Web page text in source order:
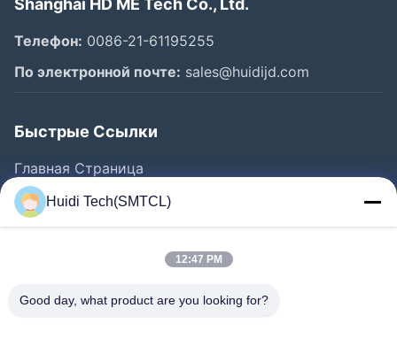
Shanghai HD ME Tech Co., Ltd.
Телефон: 0086-21-61195255
По электронной почте: sales@huidijd.com
Быстрые Ссылки
Главная Страница
Продукция
Ролики
Наша Фабрика
Huidi Tech(SMTCL)
12:47 PM
Good day, what product are you looking for?